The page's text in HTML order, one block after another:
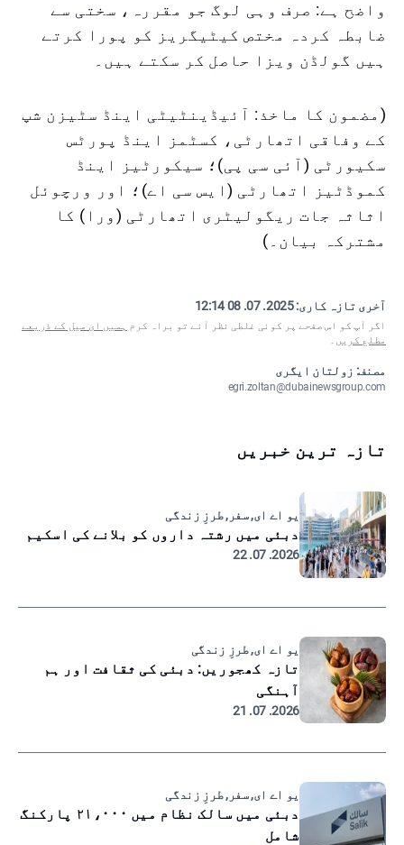
واضح ہے: صرف وہی لوگ جو مقررہ، سختی سے
ضابطہ کردہ مختص کیٹیگریز کو پورا کرتے
ہیں گولڈن ویزا حاصل کر سکتے ہیں۔
(مضمون کا ماخذ: آئیڈینٹیٹی اینڈ سٹیزن شپ
کے وفاقی اتھارٹی، کسٹمز اینڈ پورٹس
سکیورٹی (آئی سی پی)؛ سیکورٹیز اینڈ
کموڈٹیز اتھارٹی (ایس سی اے)؛ اور ورچوئل
اثاثہ جات ریگولیٹری اتھارٹی (ورا) کا
مشترکہ بیان۔)
آخری تازہ کاری:2025. 07. 08 12:14
اگر آپ کو اس صفحے پر کوئی غلطی نظر آئے تو براہ کرم ہمیں ای میل کے ذریعے
مطلع کریں ۔
مصنف: زولتان ایگری
egri.zoltan@dubainewsgroup.com
تازہ ترین خبریں
یو اے ای, سفر, طرزِ زندگی
دبئی میں رشتہ داروں کو بلانے کی اسکیم
2026. 07. 22
یو اے ای, طرزِ زندگی
تازہ کھجوریں: دبئی کی ثقافت اور ہم
آہنگی
2026. 07. 21
یو اے ای, سفر, طرزِ زندگی
دبئی میں سالک نظام میں ۲۱،۰۰۰ پارکنگ
شامل